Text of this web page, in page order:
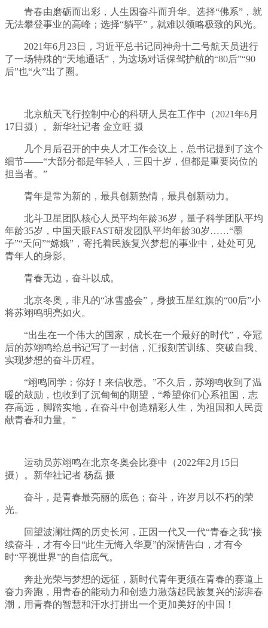
青春由磨砺而出彩，人生因奋斗而升华。选择“佛系”，就
无法攀登事业的高峰；选择“躺平”，就难以领略极致的风光。
2021年6月23日，习近平总书记同神舟十二号航天员进行
了一场特殊的“天地通话”，为这场对话保驾护航的“80后”“90
后”也“火”出了圈。
北京航天飞行控制中心的科研人员在工作中（2021年6月
17日摄）。新华社记者 金立旺 摄
几个月后召开的中央人才工作会议上，总书记提到了这个
细节——“大部分都是年轻人，三四十岁，但都是重要岗位的
担当者。”
青年是常为新的，最具创新热情，最具创新动力。
北斗卫星团队核心人员平均年龄36岁，量子科学团队平均
年龄35岁，中国天眼FAST研发团队平均年龄30岁……“墨
子”“天问”“嫦娥”，寄托着民族复兴梦想的事业中，处处可见
青年人的身影。
青春无边，奋斗以成。
北京冬奥，非凡的“冰雪盛会”，身披五星红旗的“00后”小
将苏翊鸣明亮如火。
“出生在一个伟大的国家，成长在一个最好的时代”，夺冠
后的苏翊鸣给总书记写了一封信，汇报刻苦训练、突破自我、
实现梦想的奋斗历程。
“翊鸣同学：你好！来信收悉。”不久后，苏翊鸣收到了温
暖的鼓励，也收到了沉甸甸的期望，“希望你们心系祖国，志
存高远，脚踏实地，在奋斗中创造精彩人生，为祖国和人民贡
献青春和力量。”
运动员苏翊鸣在北京冬奥会比赛中（2022年2月15日
摄）。新华社记者 杨磊 摄
奋斗，是青春最亮丽的底色；奋斗，许岁月以不朽的荣
光。
回望波澜壮阔的历史长河，正因一代又一代“青春之我”接
续奋斗，才有今日“此生无悔入华夏”的深情告白，才有今
时“平视世界”的自信底气。
奔赴光荣与梦想的远征，新时代青年更须在青春的赛道上
奋力奔跑，用青春的能动力和创造力激荡起民族复兴的澎湃春
潮，用青春的智慧和汗水打拼出一个更加美好的中国！